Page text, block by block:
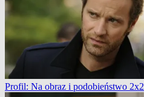
Profil: Na obraz i podobieństwo 2x2